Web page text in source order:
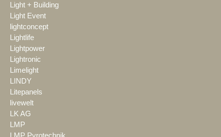
Light + Building
Light Event
lightconcept
Lightlife
Lightpower
Lightronic
Limelight
LINDY
Litepanels
livewelt
LK AG
LMP
LMP Pyrotechnik